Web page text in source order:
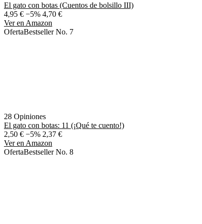
El gato con botas (Cuentos de bolsillo III)
4,95 € −5% 4,70 €
Ver en Amazon
OfertaBestseller No. 7
28 Opiniones
El gato con botas: 11 (¡Qué te cuento!)
2,50 € −5% 2,37 €
Ver en Amazon
OfertaBestseller No. 8